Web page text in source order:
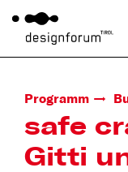
Programm
safe
Gitti